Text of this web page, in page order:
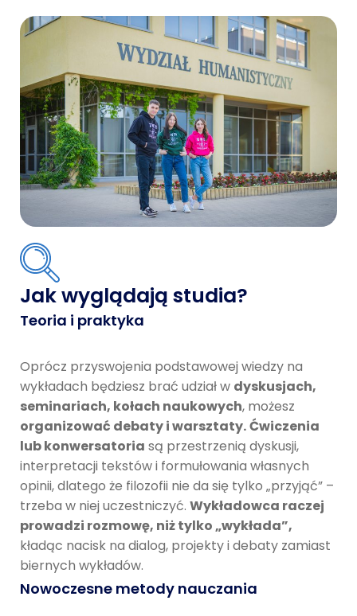
Jak wyglądają studia?
Teoria i praktyka
Oprócz przyswojenia podstawowej wiedzy na
wykładach będziesz brać udział w dyskusjach,
seminariach, kołach naukowych, możesz
organizować debaty i warsztaty.Ćwiczenia
lub konwersatoria są przestrzenią dyskusji,
interpretacji tekstów i formułowania własnych
opinii, dlatego że filozofii nie da się tylko „przyjąć” –
trzeba w niej uczestniczyć. Wykładowca raczej
prowadzi rozmowę, niż tylko „wykłada”,
kładąc nacisk na dialog, projekty i debaty zamiast
biernych wykładów.
Nowoczesne metody nauczania